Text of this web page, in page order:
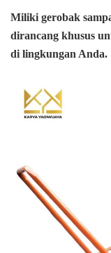
Miliki gerobak
dirancang khusus
di lingkungan Anda.